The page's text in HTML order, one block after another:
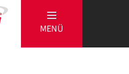
MENÜ